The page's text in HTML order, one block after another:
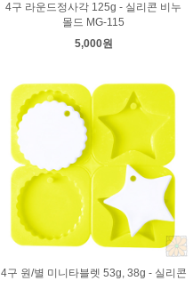
4구 라운드정사각 125g - 실리콘 비누
몰드 MG-115
5,000원
4구 원/별 미니타블렛 53g, 38g - 실리콘